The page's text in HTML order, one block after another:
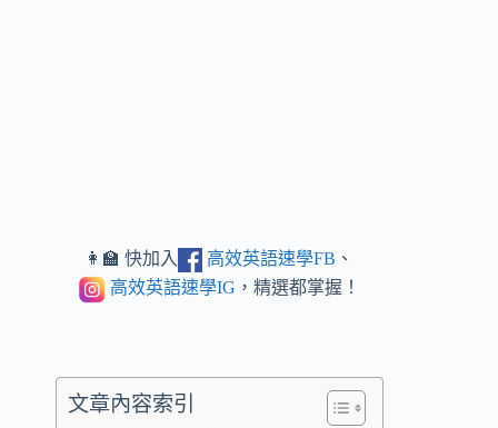
👩‍🏫 快加入 高效英語速學FB 、
高效英語速學IG ，精選都掌握！
文章內容索引